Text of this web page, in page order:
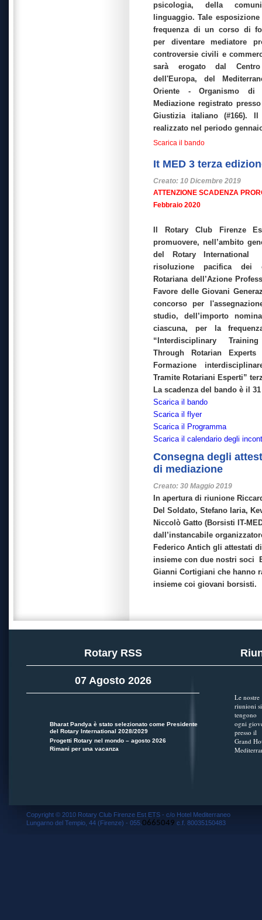
psicologia, della
linguaggio. Tale
frequenza di un corso di
per diventare mediatore
controversie civili e
sarà erogato dal
dell'Europa, del
Oriente - Organismo di
Mediazione registrato
Giustizia italiano (#166). Il
realizzato nel periodo
Scarica il bando
It MED 3 terza
Creato: 10 Dicembre 2019
ATTENZIONE SCADENZA
Febbraio 2020
Il Rotary Club Firenze
promuovere, nell’ambito
del Rotary
risoluzione pacifica
Rotariana dell’Azione
Favore delle Giovani
concorso per
studio, dell’importo
ciascuna, per la
“Interdisciplinary
Through Rotarian
Formazione
Tramite Rotariani Esperti”
La scadenza del bando è il
Scarica il bando
Scarica il flyer
Scarica il Programma
Scarica il calendario degli
Consegna degli
di mediazione
Creato: 30 Maggio 2019
In apertura di riunione
Del Soldato, Stefano Iaria,
Niccolò Gatto (Borsisti IT-
dall’instancabile
Federico Antich gli attestati
insieme con due nostri soci
Gianni Cortigiani che hanno
insieme coi giovani borsisti.
Rotary RSS
07 Agosto 2026
Bharat Pandya è stato selezionato come Presidente
del Rotary International 2028/2029
Progetti Rotary nel mondo – agosto 2026
Rimani per una vacanza
Le nostre
riunioni si
tengono
ogni
presso il
Grand
Copyright © 2010 Rotary Club Firenze Est ETS - c/o Hotel Mediterraneo
Lungarno del Tempio, 44 (Firenze) - 055. 0665049 c.f. 80035150483